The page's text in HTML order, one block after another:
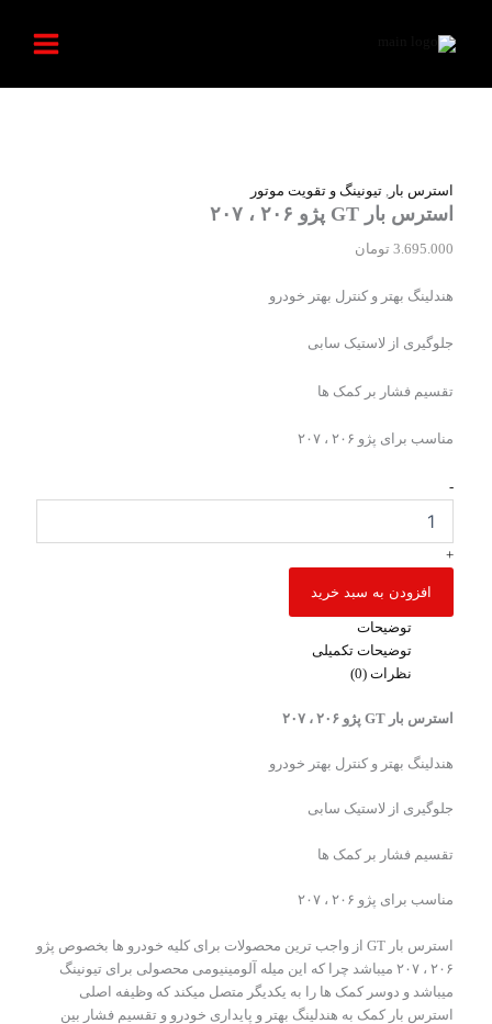
استرس بار تیونینگ و تقویت موتور
استرس بار GT پژو ۲۰۶ ، ۲۰۷
3.695.000 تومان
هندلینگ بهتر و کنترل بهتر خودرو
جلوگیری از لاستیک سابی
تقسیم فشار بر کمک ها
مناسب برای پژو ۲۰۶ ، ۲۰۷
-
بار
GT
+
افزودن به سبد خرید
توضیحات
توضیحات تکمیلی
نظرات (0)
استرس بار GT پژو ۲۰۶ ، ۲۰۷
هندلینگ بهتر و کنترل بهتر خودرو
جلوگیری از لاستیک سابی
تقسیم فشار بر کمک ها
مناسب برای پژو ۲۰۶ ، ۲۰۷
استرس بار GT از واجب ترین محصولات برای کلیه خودرو ها بخصوص پژو
۲۰۶ ، ۲۰۷ میباشد چرا که این میله آلومینیومی محصولی برای تیونینگ
میباشد و دوسر کمک ها را به یکدیگر متصل میکند که وظیفه اصلی
استرس بار کمک به هندلینگ بهتر و‌ پایداری خودرو و تقسیم فشار بین
عدد